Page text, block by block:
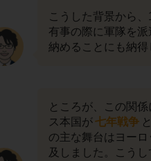
こうした背景から
有事の際に軍隊を
納めることにも納
ところが、この関
ス本国が七年戦争
の主な舞台はヨー
及しました。こう